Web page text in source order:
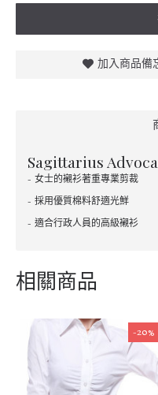
加入商品備
Sagittarius
- 女士的襯衫著重專業剪裁
- 採用優質棉料舒適光鮮
- 適合行政人員的高級襯衫
相關商品
-20%